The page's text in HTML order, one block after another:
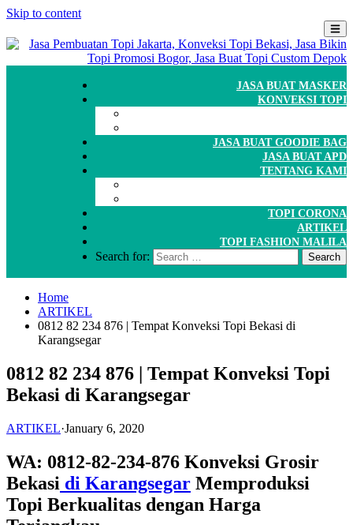
Skip to content
JASA BUAT MASKER
KONVEKSI TOPI
JASA BUAT GOODIE BAG
JASA BUAT APD
TENTANG KAMI
TOPI CORONA
ARTIKEL
TOPI FASHION MALILA
Search for:
Home
ARTIKEL
0812 82 234 876 | Tempat Konveksi Topi Bekasi di
Karangsegar
0812 82 234 876 | Tempat Konveksi Topi
Bekasi di Karangsegar
ARTIKEL·January 6, 2020
WA: 0812-82-234-876 Konveksi Grosir
Bekasi di Karangsegar Memproduksi
Topi Berkualitas dengan Harga